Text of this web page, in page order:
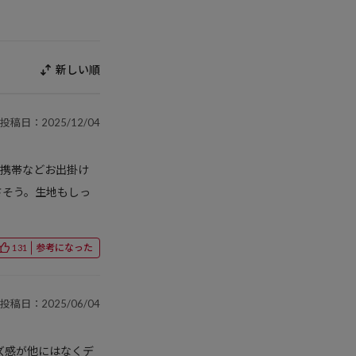
新しい順
投稿日：2025/12/04
帯などお出掛け
う。生地もしっ
131 参考になった
投稿日：2025/06/04
感が他にはなくデ